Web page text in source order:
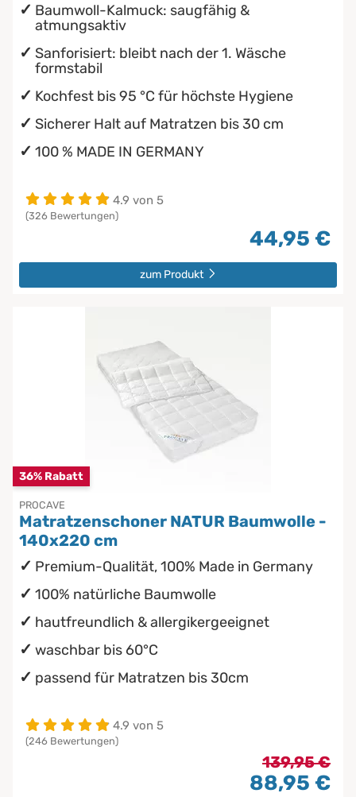
Baumwoll-Kalmuck: saugfähig &
atmungsaktiv
Sanforisiert: bleibt nach der 1. Wäsche
formstabil
Kochfest bis 95 °C für höchste Hygiene
Sicherer Halt auf Matratzen bis 30 cm
100 % MADE IN GERMANY
4.9 von 5
(326 Bewertungen)
44,95 €
zum Produkt
36% Rabatt
PROCAVE
Matratzenschoner NATUR Baumwolle -
140x220 cm
Premium-Qualität, 100% Made in Germany
100% natürliche Baumwolle
hautfreundlich & allergikergeeignet
waschbar bis 60°C
passend für Matratzen bis 30cm
4.9 von 5
(246 Bewertungen)
139,95 €
88,95 €